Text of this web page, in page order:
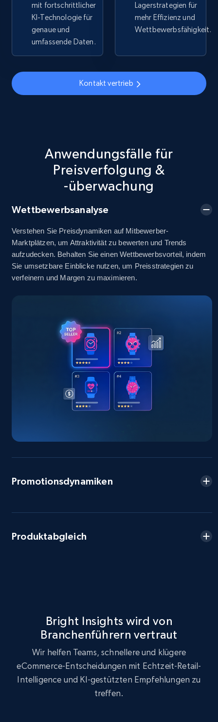
TikTok Shop - Collect TikTok shop products
price, Final price, Discount percent, and more.
TikTok Shop - discover records by shop url
URL, Title, Available, Description, Currency, Initial
price, Final price, Discount percent, and more.
668+
Amazon sellers info
Seller id, URL, Seller name, Description, Detailed
info, Stars, Feedbacks, Return policy, and more.
URL, Product id, Title, Seller name, Seller rating,
Seller reviews, Breadcrumbs, Root category, and
specified keywords
more.
2.5K+ 359+
2.5K+ 359+ Jetzt anfangen
eBay - Collect records by category
mit fortschrittlicher
KI-Technologie für
genaue und
umfassende Daten.
Lagerstrategien für
mehr Effizienz und
Wettbewerbsfähigkeit.
Kontakt vertrieb
Anwendungsfälle für
Preisverfolgung &
-überwachung
Wettbewerbsanalyse
Verstehen Sie Preisdynamiken auf Mitbewerber-
Marktplätzen, um Attraktivität zu bewerten und Trends
aufzudecken. Behalten Sie einen Wettbewerbsvorteil, indem
Sie umsetzbare Einblicke nutzen, um Preisstrategien zu
verfeinern und Margen zu maximieren.
Promotionsdynamiken
Produktabgleich
Bright Insights wird von
Branchenführern vertraut
Wir helfen Teams, schnellere und klügere
eCommerce-Entscheidungen mit Echtzeit-Retail-
Intelligence und KI-gestützten Empfehlungen zu
treffen.